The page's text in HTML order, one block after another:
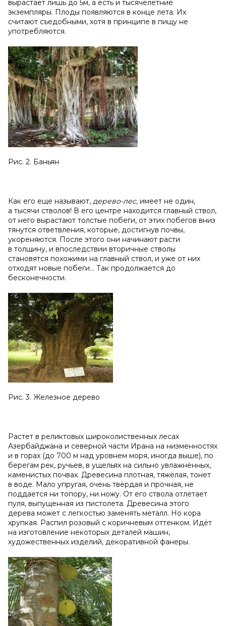
вырастает лишь до 5м, а есть и тысячелетние
экземпляры. Плоды появляются в конце лета. Их
считают съедобными, хотя в принципе в пищу не
употребляются.
Рис. 2. Баньян
Как его еще называют, дерево-лес, имеет не один,
а тысячи стволов! В его центре находится главный ствол,
от него вырастают толстые побеги, от этих побегов вниз
тянутся ответвления, которые, достигнув почвы,
укореняются. После этого они начинают расти
в толщину, и впоследствии вторичные стволы
становятся похожими на главный ствол, и уже от них
отходят новые побеги... Так продолжается до
бесконечности.
Рис. 3. Железное дерево
Растет в реликтовых широколиственных лесах
Азербайджана и северной части Ирана на низменностях
и в горах (до 700 м над уровнем моря, иногда выше), по
берегам рек, ручьев, в ущельях на сильно увлажнённых,
каменистых почвах. Древесина плотная, тяжёлая, тонет
в воде. Мало упругая, очень твёрдая и прочная, не
поддается ни топору, ни ножу. От его ствола отлетает
пуля, выпущенная из пистолета. Древесина этого
дерева может с легкостью заменять металл. Но кора
хрупкая. Распил розовый с коричневым оттенком. Идёт
на изготовление некоторых деталей машин,
художественных изделий, декоративной фанеры.